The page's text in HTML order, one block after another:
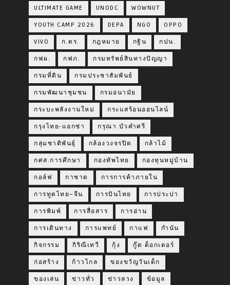
ULTIMATE GAME UNODC WOWNUT
YOUTH CAMP 2026 DEPA NGO OPPO
VIVO ก.ตร. กฎหมาย กฐิน กปน.
กฟผ. กฟภ. กรมทรัพย์สินทางปัญญา
กรมที่ดิน กรมประชาสัมพันธ์
กรมพัฒนาชุมชน กรมอนามัย
กระบะพลังงานใหม่ กระแสร้อนออนไลน์
กรุงไทย-แอกซ่า กรุณา บัวคำศรี
กลุ่มชาติพันธุ์ กล้องวงจรปิด กล้าไม้
กศส.การศึกษา กองทัพไทย กองทุนหมู่บ้าน
กอล์ฟ กาชาด การการค้าภายใน
การทูตไทย–จีน การบินไทย การประปา
การพิมพ์ การสื่อสาร การอ่าน
การเดินทาง การแพทย์ กาแฟ กำนัน
กิจกรรม กิริณีเทวี กุ้ง กู๊ด ด็อกเตอร์
ก่อสร้าง ก้าวไกล ของขวัญวันเด็ก
ของเล่น ข่าวทั่ว ข่าวลวง ข้อมูล